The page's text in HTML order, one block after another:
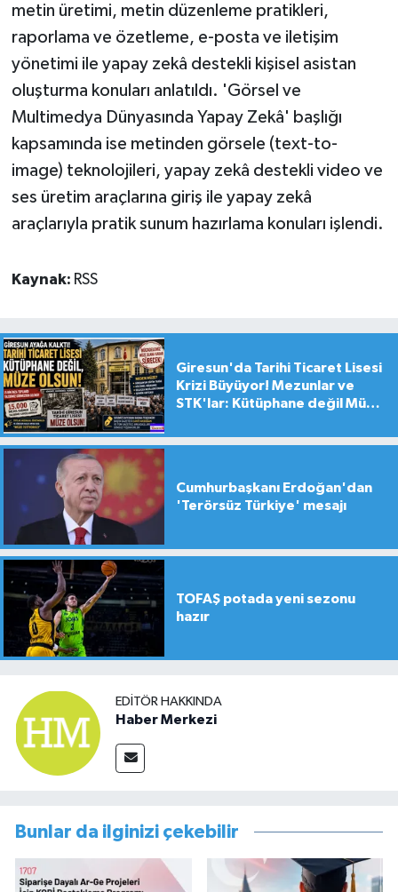
metin üretimi, metin düzenleme pratikleri,
raporlama ve özetleme, e-posta ve iletişim
yönetimi ile yapay zekâ destekli kişisel asistan
oluşturma konuları anlatıldı. 'Görsel ve
Multimedya Dünyasında Yapay Zekâ' başlığı
kapsamında ise metinden görsele (text-to-
image) teknolojileri, yapay zekâ destekli video ve
ses üretim araçlarına giriş ile yapay zekâ
araçlarıyla pratik sunum hazırlama konuları işlendi.
Kaynak: RSS
Giresun'da Tarihi Ticaret Lisesi
Krizi Büyüyor! Mezunlar ve
STK'lar: Kütüphane değil Müze
Cumhurbaşkanı Erdoğan'dan
'Terörsüz Türkiye' mesajı
TOFAŞ potada yeni sezonu
hazır
EDITÖR HAKKINDA
Haber Merkezi
Bunlar da ilginizi çekebilir